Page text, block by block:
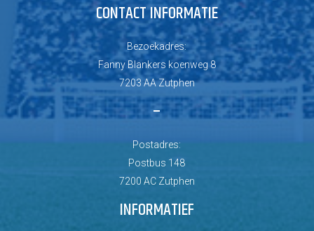
CONTACT INFORMATIE
Bezoekadres:
Fanny Blankers koenweg 8
7203 AA Zutphen
–
Postadres:
Postbus 148
7200 AC Zutphen
INFORMATIEF